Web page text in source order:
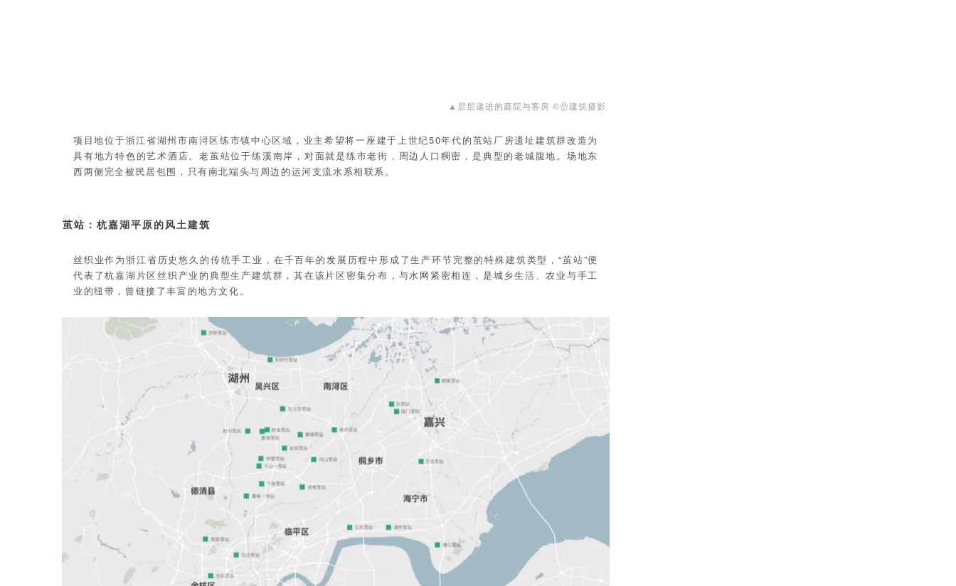
▲层层递进的庭院与客房 ©嵒建筑摄影
项目地位于浙江省湖州市南浔区练市镇中心区域，业主希望将一座建于上世纪50年代的茧站厂房遗址建筑群改造为
具有地方特色的艺术酒店。老茧站位于练溪南岸，对面就是练市老街，周边人口稠密，是典型的老城腹地。场地东
西两侧完全被民居包围，只有南北端头与周边的运河支流水系相联系。
01
茧站：杭嘉湖平原的风土建筑
丝织业作为浙江省历史悠久的传统手工业，在千百年的发展历程中形成了生产环节完整的特殊建筑类型，“茧站”便
代表了杭嘉湖片区丝织产业的典型生产建筑群，其在该片区密集分布，与水网紧密相连，是城乡生活、农业与手工
业的纽带，曾链接了丰富的地方文化。